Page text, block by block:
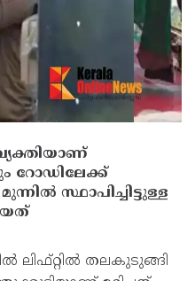
റോഡിലേക്ക്
സ്ഥാപിച്ചിട്ടുള്ള
ലിഫ്റ്റില്‍ തലകുടുങ്ങി